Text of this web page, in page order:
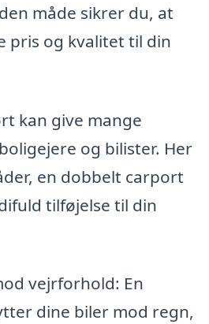
måde sikrer du, at
pris og kvalitet til din
kan give mange
og bilister. Her
en dobbelt carport
tilføjelse til din
vejrforhold: En
dine biler mod regn,